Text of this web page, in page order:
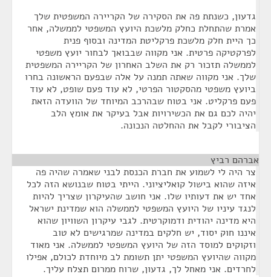
גדעון, כשנתת פה את הסקירה של הקריירה המשפטית שלך
אמרת שהתחלת כחלק מלשכת היועץ המשפטי לממשלה, אחר
כך היית חלק מלשכת פרקליטת המדינה ובסוף פנית
לפרקטיקה פרטית. אני מקווה שבבואך לבחור יועץ משפטי
לממשלה תזכור רק את השלב האחרון של הקריירה המשפטית
שלך. אני מקווה שאתה תמנה על אלה שבפעם הראשונה בחרו
ביועץ משפטי מהסקטור הפרטי, לא עוד פעם שופט, לא עוד
פעם פרקליט. אני בטוח שבהרכב המיוחד של הוועדה הזאת
יהיה לכם גם את הכשירויות אבל בעיקר את אומץ הלב
הציבורי לקבל את ההחלטה הנכונה.
אברהם רביץ
צר היה לי לשמוע את חברת הכנסת לבני שאמרה שהיה פה
איזה שהוא בישול קואליציוני. הייתי בטוח שבנושא הזה לכל
אחד יש את דעותיו שלו. אני חושב שהעיקרון שצריך להיות
לנגד עיניו של היועץ המשפטי לממשלה הוא שמדינת ישראל
היא מדינה יהודית ודמוקרטית. לגבי עיקרון השוויון שהוא
איננו חוק יסוד, יש חלקים במדינה שמרגישים לא טוב
וזקוקים למוסד הזה של היועץ המשפטי לממשלה. אני מאוד
מקווה שהיועץ המשפטי יתן תשומת לב מיוחדת לכולם, אפילו
לחרדים. אני מאחל לך, גדעון, שרוח ממרום תצלח עליך.